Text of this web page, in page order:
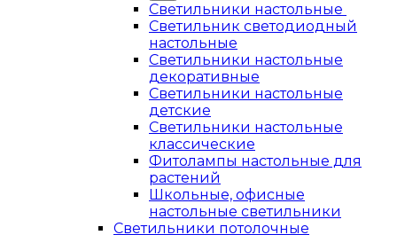
Светильники настольные
Светильник светодиодный
настольные
Светильники настольные
декоративные
Светильники настольные
детские
Светильники настольные
классические
Фитолампы настольные для
растений
Школьные, офисные
настольные светильники
Светильники потолочные